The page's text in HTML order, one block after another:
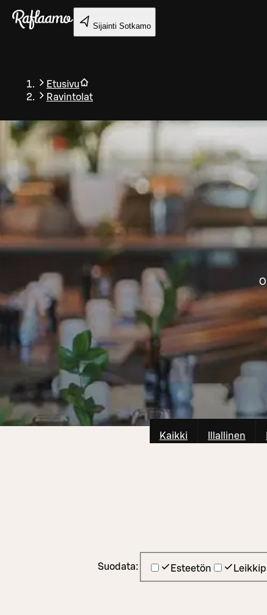
Siirry pääsisältöön
Sijainti Sotkamo
Etusivu
Ravintolat
Kaikki Illallinen
Suodata: Esteetön